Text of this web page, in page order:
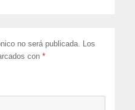
no será publicada.
Los
con*